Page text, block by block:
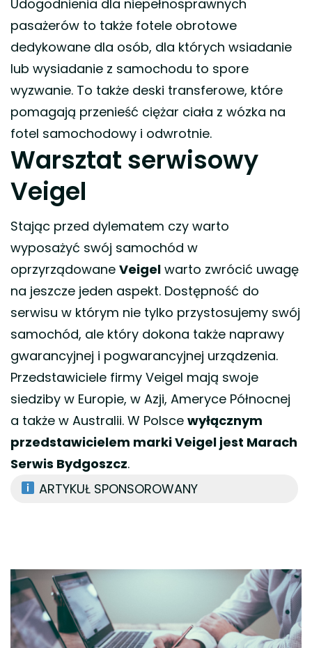
Udogodnienia dla niepełnosprawnych
pasażerów to także fotele obrotowe
dedykowane dla osób, dla których wsiadanie
lub wysiadanie z samochodu to spore
wyzwanie. To także deski transferowe, które
pomagają przenieść ciężar ciała z wózka na
fotel samochodowy i odwrotnie.
Warsztat serwisowy
Veigel
Stając przed dylematem czy warto
wyposażyć swój samochód w
oprzyrządowane Veigel warto zwrócić uwagę
na jeszcze jeden aspekt. Dostępność do
serwisu w którym nie tylko przystosujemy swój
samochód, ale który dokona także naprawy
gwarancyjnej i pogwarancyjnej urządzenia.
Przedstawiciele firmy Veigel mają swoje
siedziby w Europie, w Azji, Ameryce Północnej
a także w Australii. W Polsce wyłącznym
przedstawicielem marki Veigel jest Marach
Serwis Bydgoszcz.
ARTYKUŁ SPONSOROWANY
Nawigacja
wpisu